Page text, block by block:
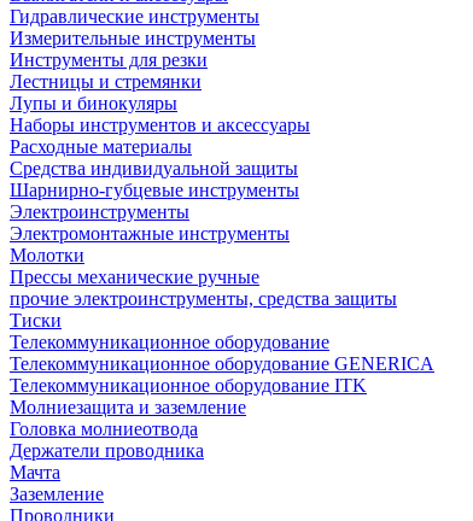
Гидравлические инструменты
Измерительные инструменты
Инструменты для резки
Лестницы и стремянки
Лупы и бинокуляры
Наборы инструментов и аксессуары
Расходные материалы
Средства индивидуальной защиты
Шарнирно-губцевые инструменты
Электроинструменты
Электромонтажные инструменты
Молотки
Прессы механические ручные
прочие электроинструменты, средства защиты
Тиски
Телекоммуникационное оборудование
Телекоммуникационное оборудование GENERICA
Телекоммуникационное оборудование ITK
Молниезащита и заземление
Головка молниеотвода
Держатели проводника
Мачта
Заземление
Проводники